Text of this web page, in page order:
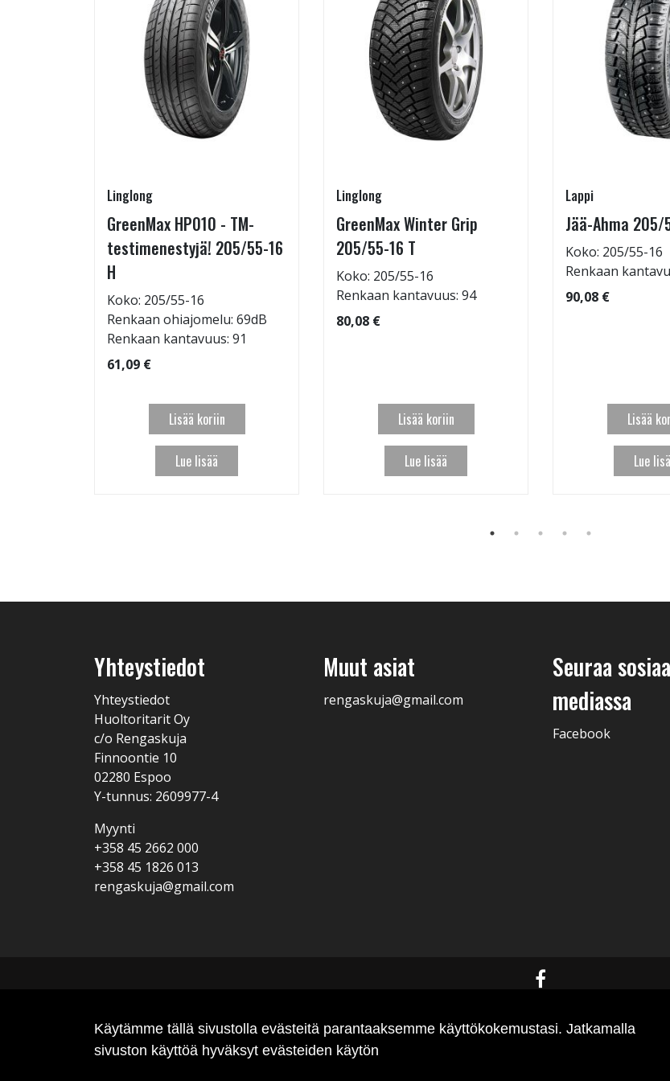
Linglong
GreenMax HP010 - TM-
testimenestyjä! 205/55-16
H
Koko: 205/55-16
Renkaan ohiajomelu: 69dB
Renkaan kantavuus: 91
61,09 €
Lisää koriin
Lue lisää
Linglong
GreenMax Winter Grip
205/55-16 T
Koko: 205/55-16
Renkaan kantavuus: 94
80,08 €
Lisää koriin
Lue lisää
Lappi
Jää-Ahma 205/
Koko: 205/55-16
Renkaan
90,08 €
Lisää
Lue
Yhteystiedot
Yhteystiedot
Huoltoritarit Oy
c/o Rengaskuja
Finnoontie 10
02280 Espoo
Y-tunnus: 2609977-4
Myynti
+358 45 2662 000
+358 45 1826 013
rengaskuja@gmail.com
Muut asiat
rengaskuja@gmail.com
Seuraa
mediassa
Facebook
Käytämme tällä sivustolla evästeitä parantaaksemme käyttökokemustasi. Jatkamalla
sivuston käyttöä hyväksyt evästeiden käytön